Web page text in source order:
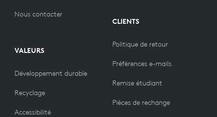
Nous contacter
VALEURS
Développement durable
Recyclage
Accessibilité
CLIENTS
Politique de retour
Préférences e-mails
Remise étudiant
Pièces de rechange